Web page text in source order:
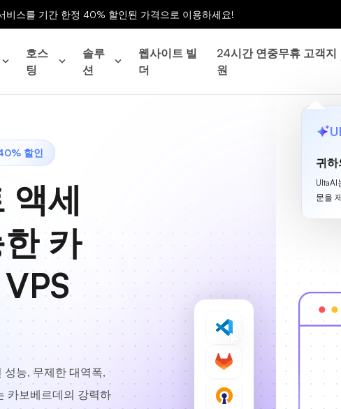
비스를 기간 한정 40% 할인된 가격으로 이용하세요!
호스
팅
솔루
션
웹사이트 빌
더
24시간 연중무휴 고객지
원
귀
UltaAI
문을
할인
액세
카
능, 무제한 대역폭,
카보베르데의 강력하